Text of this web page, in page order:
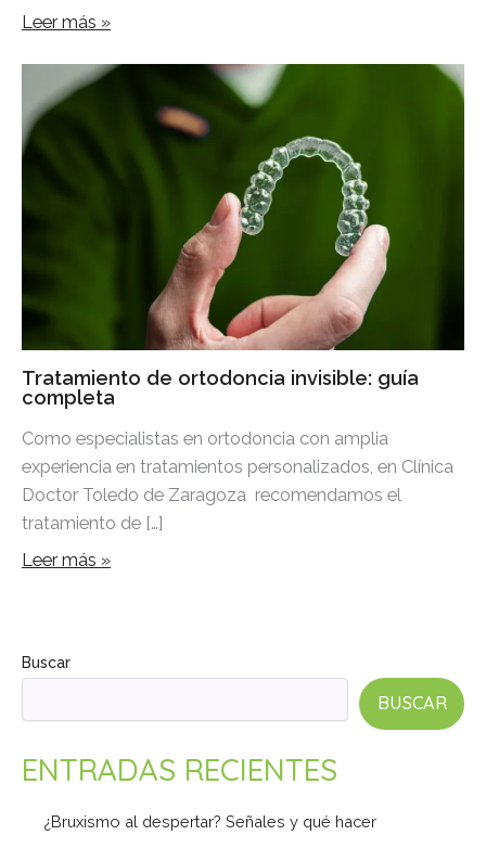
Leer más »
Tratamiento de ortodoncia invisible: guía
completa
Como especialistas en ortodoncia con amplia
experiencia en tratamientos personalizados, en Clínica
Doctor Toledo de Zaragoza recomendamos el
tratamiento de […]
Leer más »
Buscar
BUSCAR
ENTRADAS RECIENTES
¿Bruxismo al despertar? Señales y qué hacer